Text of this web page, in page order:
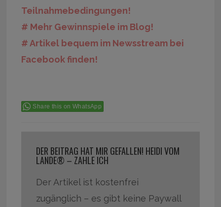
Teilnahmebedingungen!
# Mehr Gewinnspiele im Blog!
# Artikel bequem im Newsstream bei
Facebook finden!
Share this on WhatsApp
DER BEITRAG HAT MIR GEFALLEN! HEIDI VOM
LANDE® – ZAHLE ICH
Der Artikel ist kostenfrei
zugänglich – es gibt keine Paywall